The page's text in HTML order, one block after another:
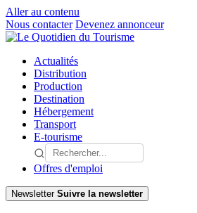
Aller au contenu
Nous contacter Devenez annonceur
Actualités
Distribution
Production
Destination
Hébergement
Transport
E-tourisme
Offres d'emploi
Newsletter Suivre la newsletter